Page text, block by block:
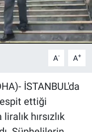
A- A+
İSTANBUL'da
ettiği
hırsızlık